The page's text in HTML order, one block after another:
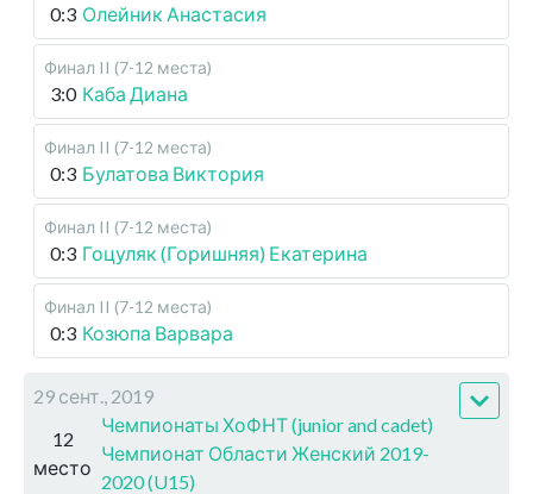
0:3 Олейник Анастасия
Финал II (7-12 места)
3:0 Каба Диана
Финал II (7-12 места)
0:3 Булатова Виктория
Финал II (7-12 места)
0:3 Гоцуляк (Горишняя) Екатерина
Финал II (7-12 места)
0:3 Козюпа Варвара
29 сент., 2019
12
место
Чемпионаты ХоФНТ (junior and cadet)
Чемпионат Области Женский 2019-
2020 (U15)